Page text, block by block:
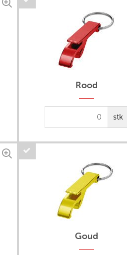
Rood
stk
Goud